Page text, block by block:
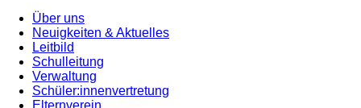
Über uns
Neuigkeiten & Aktuelles
Leitbild
Schulleitung
Verwaltung
Schüler:innenvertretung
Elternverein